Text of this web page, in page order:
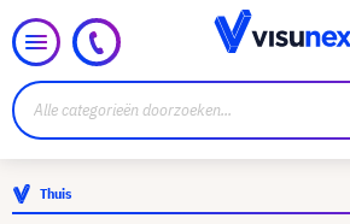
Thuis